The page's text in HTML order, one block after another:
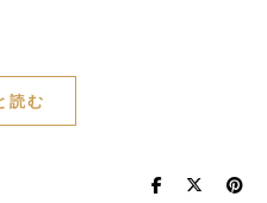
読む